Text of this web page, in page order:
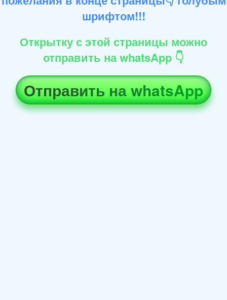
шрифтом!!!
Открытку с этой страницы можно
отправить на whatsApp 👇
Отправить на whatsApp